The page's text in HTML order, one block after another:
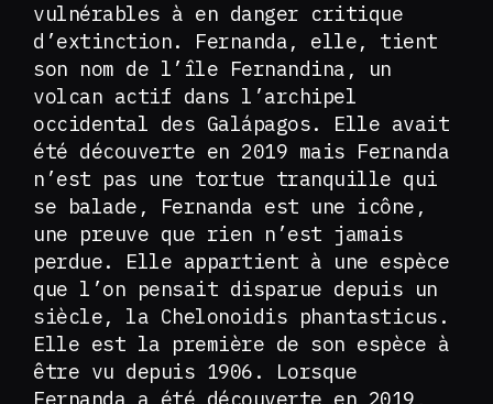
vulnérables à en danger critique
d’extinction. Fernanda, elle, tient
son nom de l’île Fernandina, un
volcan actif dans l’archipel
occidental des Galápagos. Elle avait
été découverte en 2019 mais Fernanda
n’est pas une tortue tranquille qui
se balade, Fernanda est une icône,
une preuve que rien n’est jamais
perdue. Elle appartient à une espèce
que l’on pensait disparue depuis un
siècle, la Chelonoidis phantasticus.
Elle est la première de son espèce à
être vu depuis 1906. Lorsque